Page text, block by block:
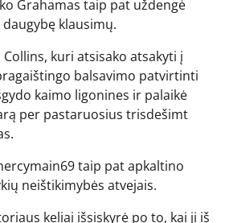
Grahamas taip pat uždengė
klausimų.
Collins, kuri atsisako atsakyti į
balsavimo patvirtinti
kaimo ligonines ir palaikė
per pastaruosius trisdešimt
taip pat apkaltino
neištikimybės atvejais.
keliai išsiskyrė po to, kai ji iš